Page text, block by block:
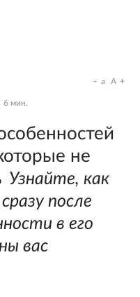
6 мин.
a A
не
Узнайте, как
после
в его
вас